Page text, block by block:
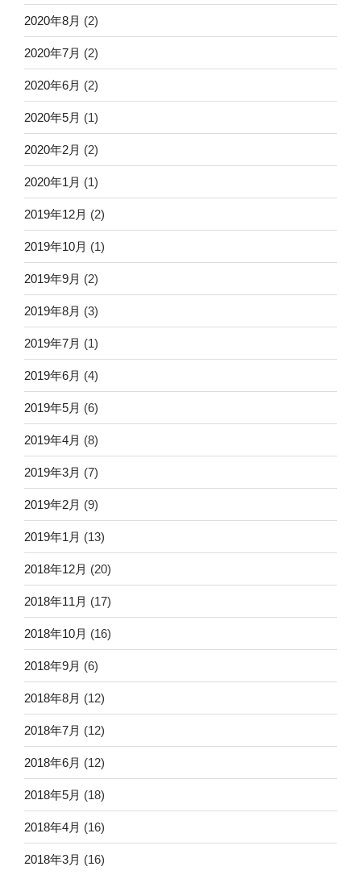
2020年8月 (2)
2020年7月 (2)
2020年6月 (2)
2020年5月 (1)
2020年2月 (2)
2020年1月 (1)
2019年12月 (2)
2019年10月 (1)
2019年9月 (2)
2019年8月 (3)
2019年7月 (1)
2019年6月 (4)
2019年5月 (6)
2019年4月 (8)
2019年3月 (7)
2019年2月 (9)
2019年1月 (13)
2018年12月 (20)
2018年11月 (17)
2018年10月 (16)
2018年9月 (6)
2018年8月 (12)
2018年7月 (12)
2018年6月 (12)
2018年5月 (18)
2018年4月 (16)
2018年3月 (16)